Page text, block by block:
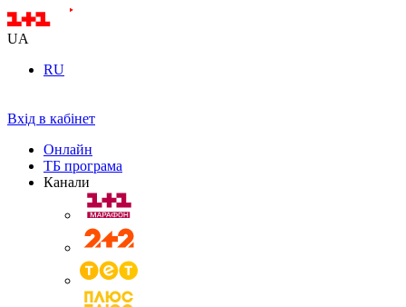
UA
RU
Вхід в кабінет
Онлайн
ТБ програма
Канали